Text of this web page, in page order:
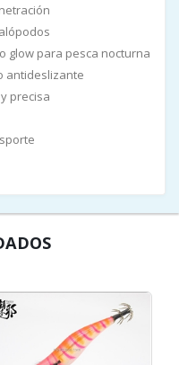
glow para pesca nocturna
antideslizante
precisa